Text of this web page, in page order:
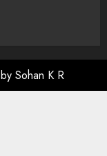
by Sohan K R